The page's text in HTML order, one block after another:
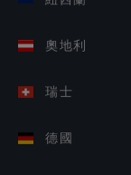
奧地利
瑞士
德國